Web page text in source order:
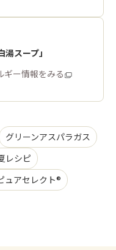
スープ」
ギー情報をみる
グリーンアスパラガス
レシピ
ュアセレクト®